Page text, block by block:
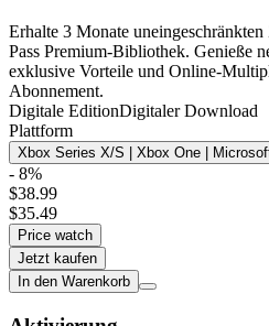
Erhalte 3 Monate
Pass Premium-Bibliothek. Genieße
exklusive Vorteile und Online-
Abonnement.
Digitale EditionDigitaler Download
Plattform
Xbox Series X/S | Xbox One |
- 8%
$38.99
$35.49
Price watch
Jetzt kaufen
In den Warenkorb